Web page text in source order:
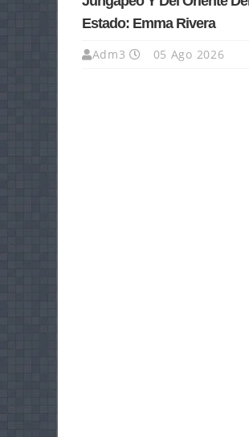
Estado: Emma Rivera
Adm3 05 Ago 2026